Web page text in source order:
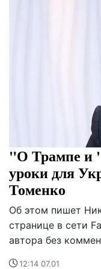
"О Трампе и
уроки для
Томенко
Об этом пишет
странице в сети
автора без
12:14 07.01